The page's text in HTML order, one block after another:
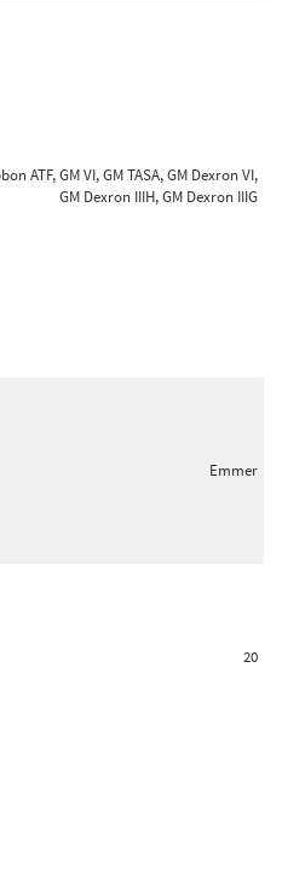
ATF, GM VI, GM TASA, GM Dexron VI,
GM Dexron IIIH, GM Dexron IIIG
Emmer
20